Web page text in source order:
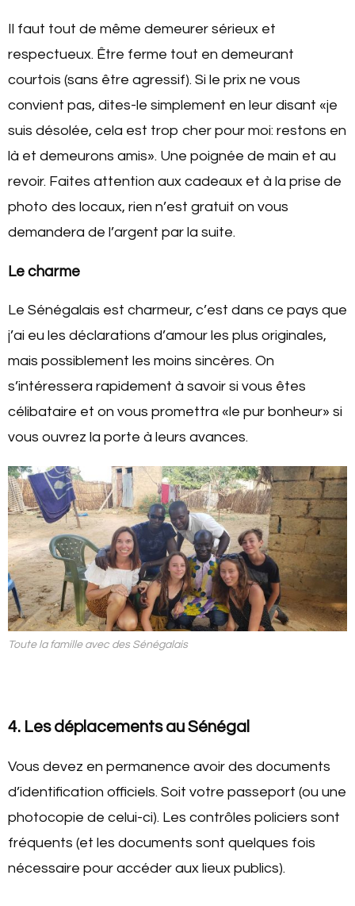
Il faut tout de même demeurer sérieux et
respectueux. Être ferme tout en demeurant
courtois (sans être agressif). Si le prix ne vous
convient pas, dites-le simplement en leur disant «je
suis désolée, cela est trop cher pour moi: restons en
là et demeurons amis». Une poignée de main et au
revoir. Faites attention aux cadeaux et à la prise de
photo des locaux, rien n’est gratuit on vous
demandera de l’argent par la suite.
Le charme
Le Sénégalais est charmeur, c’est dans ce pays que
j’ai eu les déclarations d’amour les plus originales,
mais possiblement les moins sincères. On
s’intéressera rapidement à savoir si vous êtes
célibataire et on vous promettra «le pur bonheur» si
vous ouvrez la porte à leurs avances.
Toute la famille avec des Sénégalais
4. Les déplacements au Sénégal
Vous devez en permanence avoir des documents
d’identification officiels. Soit votre passeport (ou une
photocopie de celui-ci). Les contrôles policiers sont
fréquents (et les documents sont quelques fois
nécessaire pour accéder aux lieux publics).